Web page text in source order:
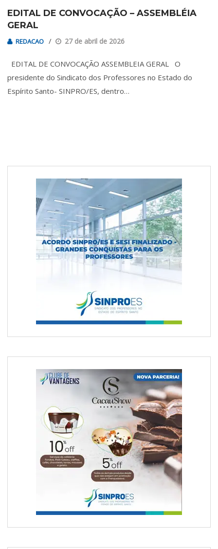
EDITAL DE CONVOCAÇÃO – ASSEMBLÉIA
GERAL
REDACAO 27 de abril de 2026
EDITAL DE CONVOCAÇÃO ASSEMBLEIA GERAL O
presidente do Sindicato dos Professores no Estado do
Espírito Santo- SINPRO/ES, dentro…